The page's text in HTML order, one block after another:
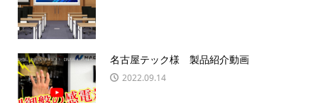
名古屋テック様 製品紹介動画
2022.09.14